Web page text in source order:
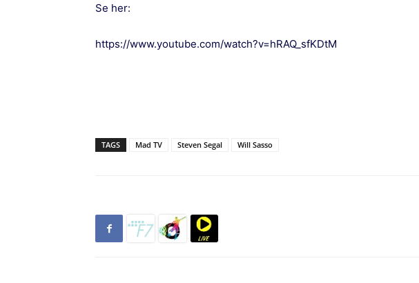
Se her:
https://www.youtube.com/watch?v=hRAQ_sfKDtM
TAGS Mad TV Steven Segal Will Sasso